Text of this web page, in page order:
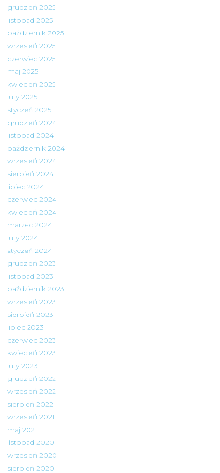
grudzień 2025
listopad 2025
październik 2025
wrzesień 2025
czerwiec 2025
maj 2025
kwiecień 2025
luty 2025
styczeń 2025
grudzień 2024
listopad 2024
październik 2024
wrzesień 2024
sierpień 2024
lipiec 2024
czerwiec 2024
kwiecień 2024
marzec 2024
luty 2024
styczeń 2024
grudzień 2023
listopad 2023
październik 2023
wrzesień 2023
sierpień 2023
lipiec 2023
czerwiec 2023
kwiecień 2023
luty 2023
grudzień 2022
wrzesień 2022
sierpień 2022
wrzesień 2021
maj 2021
listopad 2020
wrzesień 2020
sierpień 2020